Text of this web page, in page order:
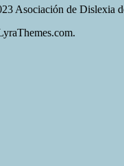
Asociación de Dislexia